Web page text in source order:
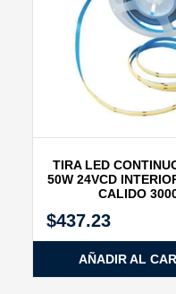
TIRA LED
50W 24VCD
CALIDO
$437.23
AÑADIR AL